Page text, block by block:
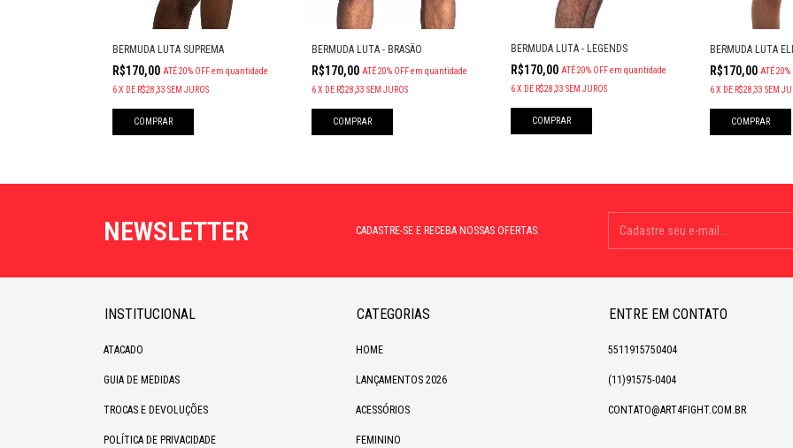
BERMUDA LUTA SUPREMA
R$170,00 ATÉ 20% OFFem quantidade
6X DE R$28,33 SEM JUROS
COMPRAR
BERMUDA LUTA - BRASÃO
R$170,00 ATÉ 20% OFFem quantidade
6X DE R$28,33 SEM JUROS
COMPRAR
BERMUDA LUTA - LEGENDS
R$170,00 ATÉ 20% OFFem quantidade
6X DE R$28,33 SEM JUROS
COMPRAR
BERMUDA LUTA
R$170,00 ATÉ 20%
6X DE R$28,33 SEM
COMPRAR
NEWSLETTER CADASTRE-SE E RECEBA NOSSAS OFERTAS.
INSTITUCIONAL
ATACADO
GUIA DE MEDIDAS
TROCAS E DEVOLUÇÕES
POLÍTICA DE PRIVACIDADE
CATEGORIAS
HOME
LANÇAMENTOS 2026
ACESSÓRIOS
FEMININO
ENTRE EM CONTATO
5511915750404
(11)91575-0404
CONTATO@ART4FIGHT.COM.BR